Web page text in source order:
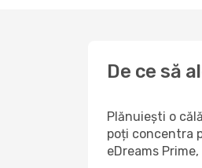
De ce să
Plănuiești o
poți concentra
eDreams